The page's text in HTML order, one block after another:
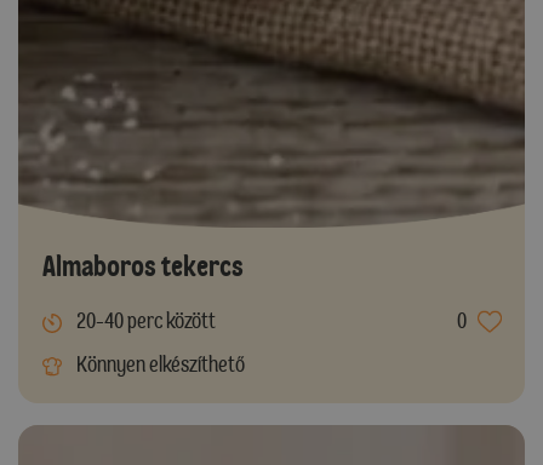
Almaboros tekercs
20-40 perc között
0
Könnyen elkészíthető